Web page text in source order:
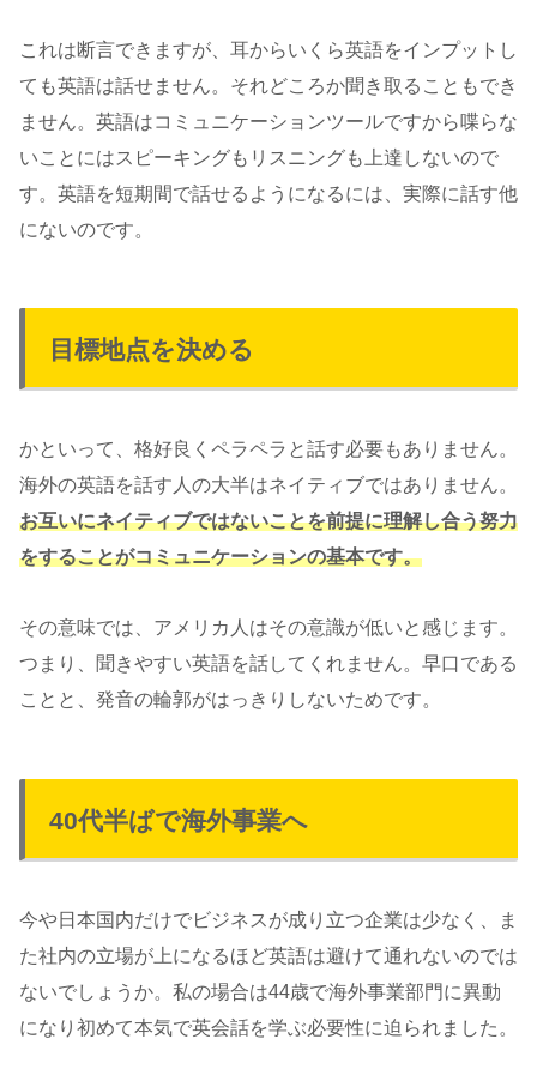
これは断言できますが、耳からいくら英語をインプットし
ても英語は話せません。それどころか聞き取ることもでき
ません。英語はコミュニケーションツールですから喋らな
いことにはスピーキングもリスニングも上達しないので
す。英語を短期間で話せるようになるには、実際に話す他
にないのです。
目標地点を決める
かといって、格好良くペラペラと話す必要もありません。
海外の英語を話す人の大半はネイティブではありません。
お互いにネイティブではないことを前提に理解し合う努力
をすることがコミュニケーションの基本です。
その意味では、アメリカ人はその意識が低いと感じます。
つまり、聞きやすい英語を話してくれません。早口である
ことと、発音の輪郭がはっきりしないためです。
40代半ばで海外事業へ
今や日本国内だけでビジネスが成り立つ企業は少なく、ま
た社内の立場が上になるほど英語は避けて通れないのでは
ないでしょうか。私の場合は44歳で海外事業部門に異動
になり初めて本気で英会話を学ぶ必要性に迫られました。